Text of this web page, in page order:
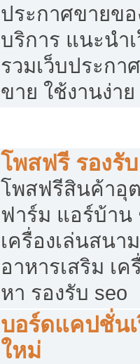
ประกาศขายข
บริการ แนะนำ
รวมเว็บประกา
ขาย ใช้งานง่าย
โพสฟรี รองรั
โพสฟรีสินค้าอุ
ฟาร์ม แอร์บ้าน
เครื่องเล่นสนา
อาหารเสริม เ
หา รองรับ seo
บอร์ดแคปชั่น
ใหม่